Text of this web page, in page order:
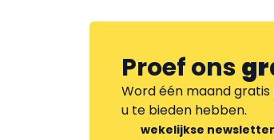
Proef ons
Word één maand gratis
u te bieden hebben.
wekelijkse newsletter